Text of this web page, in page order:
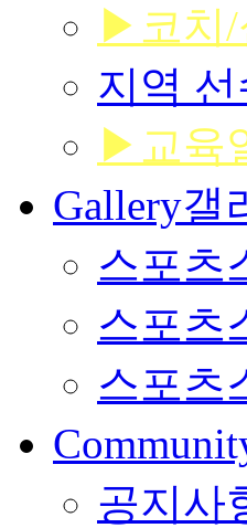
▶코치
지역
▶교육
Gallery갤
스포츠
스포츠
스포츠
공지사